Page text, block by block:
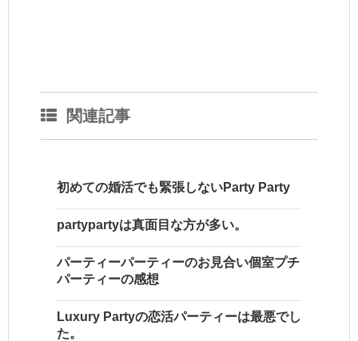
関連記事
初めての婚活でも緊張しないParty Party
partypartyは真面目な方が多い。
パーティーパーティーのお見合い個室プチ
パーティーの感想
Luxury Partyの恋活パーティーは最悪でし
た。